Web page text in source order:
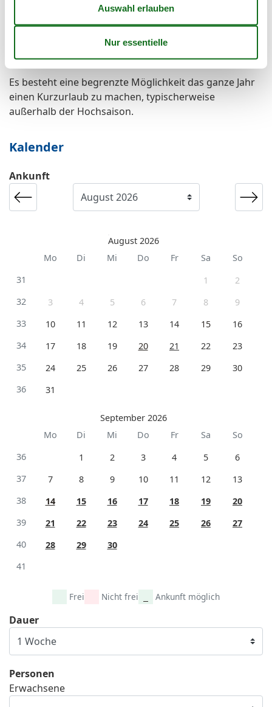
Es besteht eine begrenzte Möglichkeit das ganze Jahr
einen Kurzurlaub zu machen, typischerweise
außerhalb der Hochsaison.
Kalender
Ankunft
August 2026
Mo
Di Mi Do Fr Sa
So
31
1
2
32
3 4 5 6 7 8
9
33
10 11 12 13 14 15
16
34
17 18 19 20 21 22
23
35
24 25 26 27 28 29
30
36
31
September 2026
Mo
Di Mi Do Fr Sa
So
36
1 2 3 4 5
6
37
7 8 9 10 11 12
13
38
14 15 16 17 18 19
20
39
21 22 23 24 25 26
27
40
28 29
30
41
Frei Nicht frei Ankunft möglich
Dauer
Personen
Erwachsene